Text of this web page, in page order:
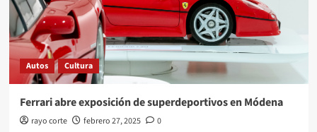
Autos Cultura
Ferrari abre exposición de superdeportivos en Módena
rayo corte febrero 27, 2025
0